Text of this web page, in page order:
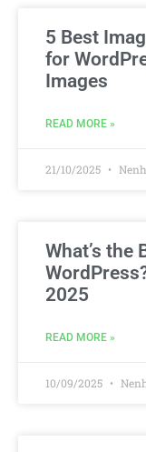
5 Best
for
Images
READ MORE »
21/10/2025
What’s the
2025
READ MORE »
10/09/2025